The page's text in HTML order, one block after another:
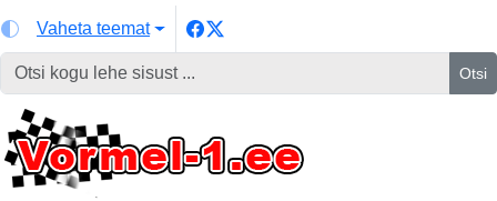
Vaheta teemat
Otsi